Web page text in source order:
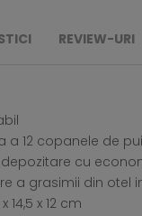
REVIEW-URI
a 12 copanele de pui
cu
a grasimii din otel
14,5 x 12 cm